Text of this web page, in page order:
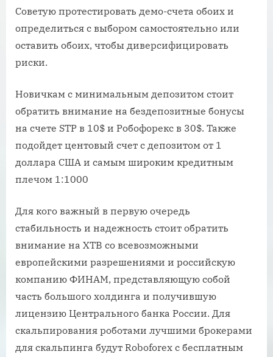
Советую протестировать демо-счета обоих и
определиться с выбором самостоятельно или
оставить обоих, чтобы диверсифицировать
риски.
Новичкам с минимальным депозитом стоит
обратить внимание на бездепозитные бонусы
на счете STP в 10$ и Робофорекс в 30$. Также
подойдет центовый счет c депозитом от 1
доллара США и самым широким кредитным
плечом 1:1000
Для кого важный в первую очередь
стабильность и надежность стоит обратить
внимание на XTB со всевозможными
европейскими разрешениями и российскую
компанию ФИНАМ, представляющую собой
часть большого холдинга и получившую
лицензию Центрального банка России. Для
скальпирования роботами лучшими брокерами
для скальпинга будут Roboforex c бесплатным